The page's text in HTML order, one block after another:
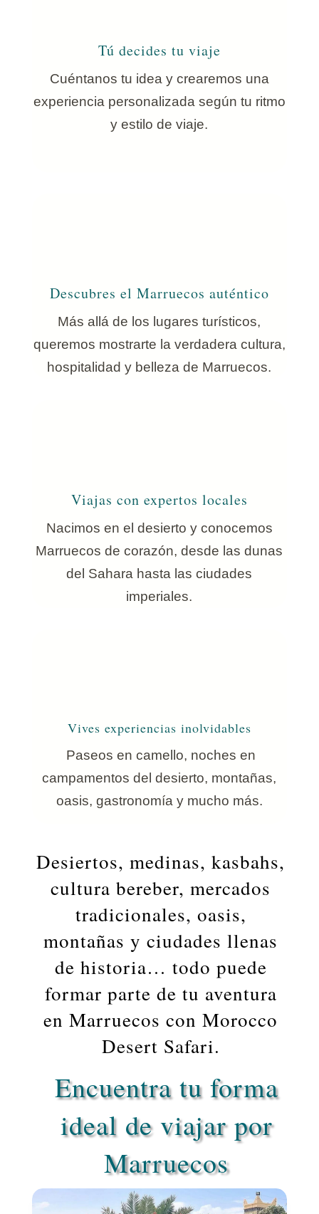
Tú decides tu viaje
Cuéntanos tu idea y crearemos una
experiencia personalizada según tu ritmo
y estilo de viaje.
Descubres el Marruecos auténtico
Más allá de los lugares turísticos,
queremos mostrarte la verdadera cultura,
hospitalidad y belleza de Marruecos.
Viajas con expertos locales
Nacimos en el desierto y conocemos
Marruecos de corazón, desde las dunas
del Sahara hasta las ciudades
imperiales.
Vives experiencias inolvidables
Paseos en camello, noches en
campamentos del desierto, montañas,
oasis, gastronomía y mucho más.
Desiertos, medinas, kasbahs,
cultura bereber, mercados
tradicionales, oasis,
montañas y ciudades llenas
de historia… todo puede
formar parte de tu aventura
en Marruecos con Morocco
Desert Safari.
Encuentra tu forma
ideal de viajar por
Marruecos